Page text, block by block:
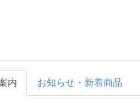
内 お知らせ・新着商品